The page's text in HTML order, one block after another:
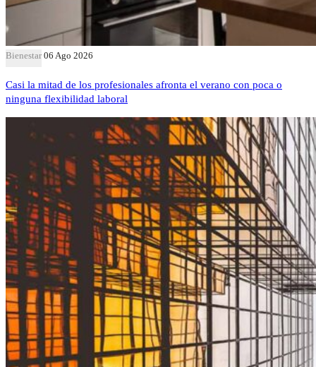
Bienestar 06 Ago 2026
Casi la mitad de los profesionales afronta el verano con poca o
ninguna flexibilidad laboral